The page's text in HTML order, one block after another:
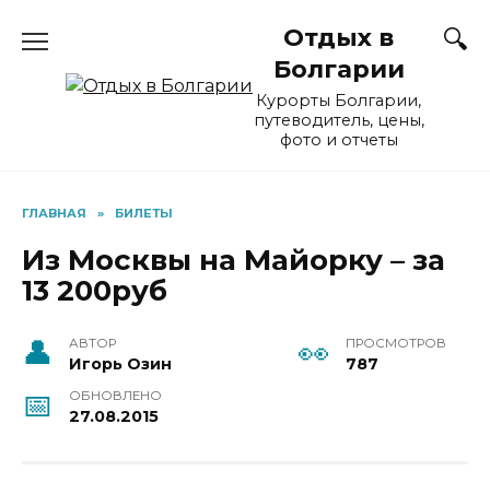
Отдых в
Болгарии
Курорты Болгарии,
путеводитель, цены,
фото и отчеты
ГЛАВНАЯ » БИЛЕТЫ
Из Москвы на Майорку – за
13 200руб
АВТОР
Игорь Озин
ПРОСМОТРОВ
787
ОБНОВЛЕНО
27.08.2015